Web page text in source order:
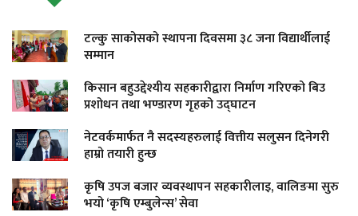
टल्कु साकोसको स्थापना दिवसमा ३८ जना विद्यार्थीलाई
सम्मान
किसान बहुउद्देश्यीय सहकारीद्वारा निर्माण गरिएको बिउ
प्रशोधन तथा भण्डारण गृहको उद्घाटन
नेटवर्कमार्फत नै सदस्यहरुलाई वित्तीय सलुसन दिनेगरी
हाम्रो तयारी हुन्छ
कृषि उपज बजार व्यवस्थापन सहकारीलाइ, वालिङमा सुरु
भयो ‘कृषि एम्बुलेन्स’ सेवा